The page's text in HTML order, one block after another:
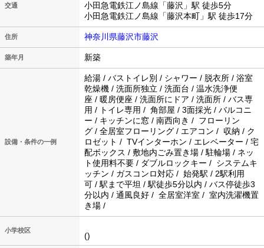
交通
小田急電鉄江ノ島線「藤沢」駅 徒歩5分
小田急電鉄江ノ島線「藤沢本町」駅 徒歩17分
住所 神奈川県藤沢市藤沢
築年月 新築
設備・条件の一例
給湯 / バストイレ別 / シャワー / 脱衣所 / 浴室
乾燥機 / 洗面所独立 / 洗面台 / 温水洗浄便
座 / 暖房便座 / 洗面所にドア / 洗面所 / バス専
用 / トイレ専用 / 角部屋 / 3面採光 / バルコニ
ー / キッチンに窓 / 南西向き / フローリン
グ / 全居室フローリング / エアコン / 収納 / ク
ロゼット / TVインターホン / エレベーター / 宅
配ボックス / 敷地内ごみ置き場 / 駐輪場 / ネッ
ト使用料不要 / ダブルロックキー / システムキ
ッチン / ガスコンロ対応 / 始発駅 / 2駅利用
可 / 駅まで平坦 / 駅徒歩5分以内 / バス停徒歩3
分以内 / 通風良好 / 全居室洋室 / 室内洗濯機置
き場 /
小学校区
()